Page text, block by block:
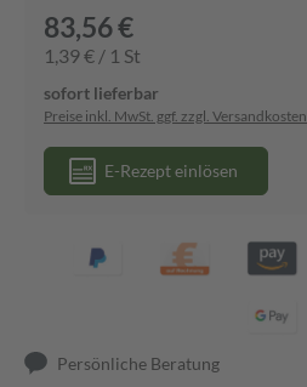
83,56 €
1,39 € / 1 St
sofort lieferbar
Preise inkl. MwSt. ggf. zzgl. Versandkosten
E-Rezept einlösen
Persönliche Beratung